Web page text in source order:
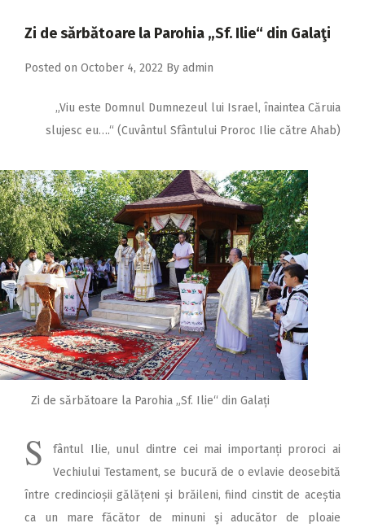
2017
2016
2012
2011
2010
2009
Zi de sărbătoare la Parohia „Sf. Ilie“ din Galaţi
Posted on October 4, 2022 By admin
„Viu este Domnul Dumnezeul lui Israel, înaintea Căruia
slujesc eu….“ (Cuvântul Sfântului Proroc Ilie către Ahab)
Zi de sărbătoare la Parohia „Sf. Ilie“ din Galați
S
fântul Ilie, unul dintre cei mai importanți proroci ai
Vechiului Testament, se bucură de o evlavie deosebită
între credincioșii gălățeni și brăileni, fiind cinstit de aceștia
ca un mare făcător de minuni şi aducător de ploaie